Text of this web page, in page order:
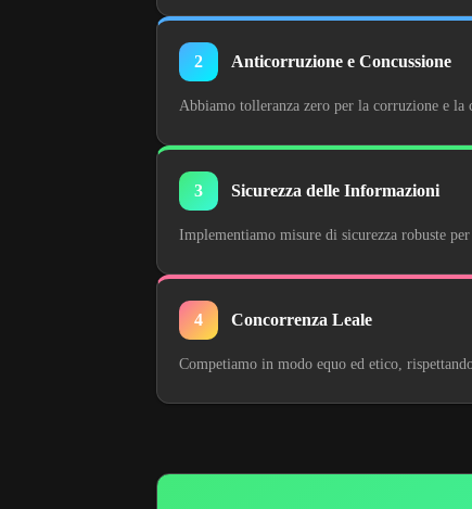
2 Anticorruzione e Concussione
Abbiamo tolleranza zero per la corruzione e
3 Sicurezza delle Informazioni
Implementiamo misure di sicurezza robuste
4 Concorrenza Leale
Competiamo in modo equo ed etico,